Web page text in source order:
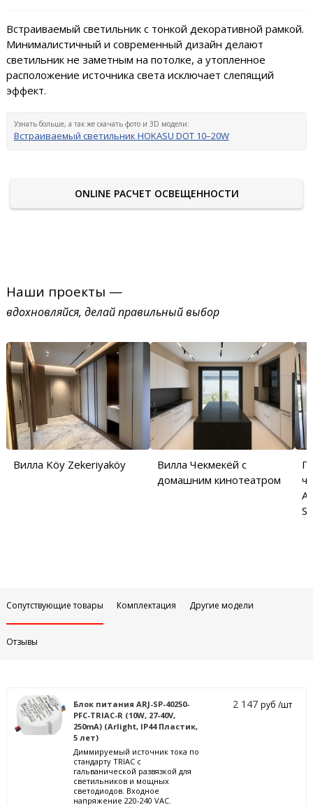
Встраиваемый светильник с тонкой декоративной рамкой.
Минималистичный и современный дизайн делают
светильник не заметным на потолке, а утопленное
расположение источника света исключает слепящий
эффект.
Узнать больше, а так же скачать фото и 3D модели:
Встраиваемый светильник HOKASU DOT 10–20W
ONLINE РАСЧЕТ ОСВЕЩЕННОСТИ
Наши проекты —
вдохновляйся, делай правильный выбор
Вилла Köy Zekeriyaköy
Вилла Чекмекёй с
домашним кинотеатром
Сопутствующие товары Комплектация Другие модели
Отзывы
Блок питания ARJ-SP-40250-
PFC-TRIAC-R (10W, 27-40V,
250mA) (Arlight, IP44 Пластик,
5 лет)
Диммируемый источник тока по
стандарту TRIAC с
гальванической развязкой для
светильников и мощных
светодиодов. Входное
напряжение 220-240 VAC.
2 147руб /шт